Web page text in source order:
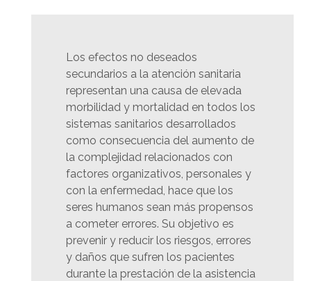
Los efectos no deseados
secundarios a la atención sanitaria
representan una causa de elevada
morbilidad y mortalidad en todos los
sistemas sanitarios desarrollados
como consecuencia del aumento de
la complejidad relacionados con
factores organizativos, personales y
con la enfermedad, hace que los
seres humanos sean más propensos
a cometer errores. Su objetivo es
prevenir y reducir los riesgos, errores
y daños que sufren los pacientes
durante la prestación de la asistencia